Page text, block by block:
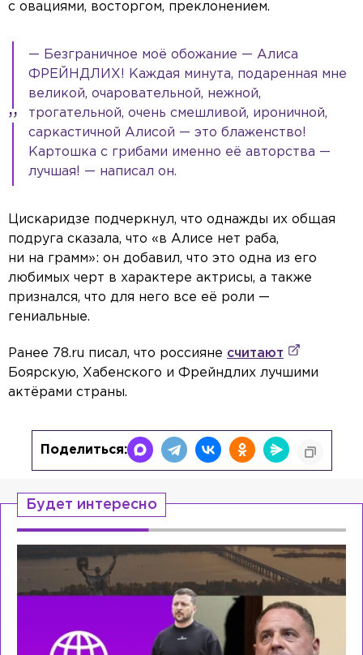
с овациями, восторгом, преклонением.
— Безграничное моё обожание — Алиса
ФРЕЙНДЛИХ! Каждая минута, подаренная мне
великой, очаровательной, нежной,
трогательной, очень смешливой, ироничной,
саркастичной Алисой — это блаженство!
Картошка с грибами именно её авторства —
лучшая! — написал он.
Цискаридзе подчеркнул, что однажды их общая
подруга сказала, что «в Алисе нет раба,
ни на грамм»: он добавил, что это одна из его
любимых черт в характере актрисы, а также
признался, что для него все её роли —
гениальные.
Ранее 78.ru писал, что россияне считают
Боярскую, Хабенского и Фрейндлих лучшими
актёрами страны.
Поделиться:
Будет интересно